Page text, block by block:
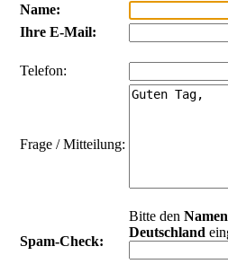
Name:
Ihre E-Mail:
Telefon:
Frage / Mitteilung:
Spam-Check:
Bitte den Namen
Deutschland